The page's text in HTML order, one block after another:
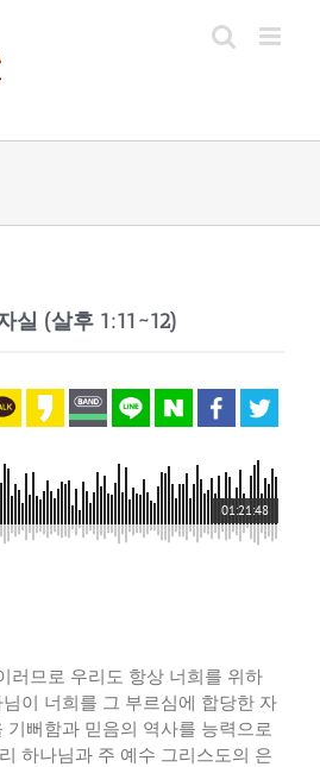
실 (살후 1:11~12)
01:21:48
러므로 우리도 항상 너희를 위하
이 너희를 그 부르심에 합당한 자
기뻐함과 믿음의 역사를 능력으로
하나님과 주 예수 그리스도의 은